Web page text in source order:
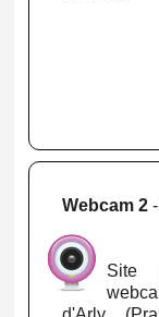
Webcam 2
Site